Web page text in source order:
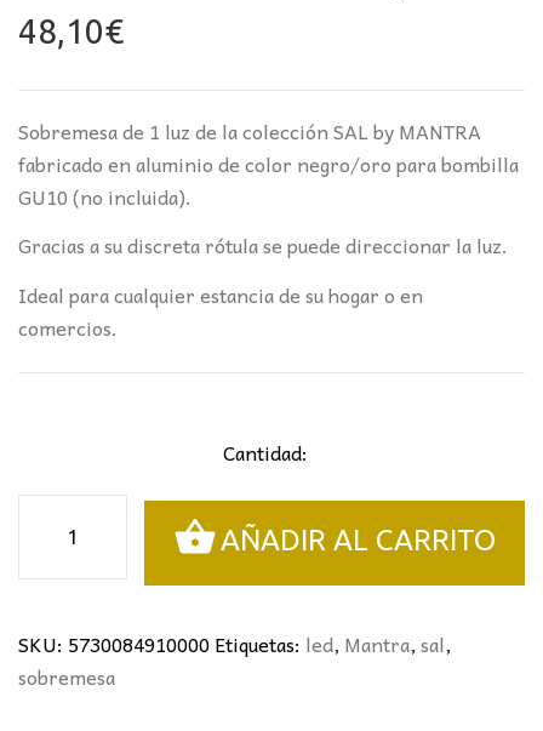
48,10€
Sobremesa de 1 luz de la colección SAL by MANTRA
fabricado en aluminio de color negro/oro para bombilla
GU10 (no incluida).
Gracias a su discreta rótula se puede direccionar la luz.
Ideal para cualquier estancia de su hogar o en
comercios.
Cantidad:
PEQUEÑO
1L
MANTRA
NEGRO/ORO
AÑADIR AL CARRITO
SKU: 5730084910000Etiquetas: led, Mantra,sal,
sobremesa